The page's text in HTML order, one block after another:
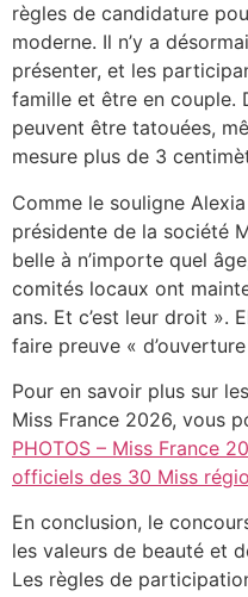
règles de candidature
moderne. Il n’y a
présenter, et les
famille et être en couple.
peuvent être tatouées,
mesure plus de 3
Comme le souligne
présidente de la société
belle à n’importe quel
comités locaux ont
ans. Et c’est leur droit ».
faire preuve « d’ouverture
Pour en savoir plus sur
Miss France 2026, vous
PHOTOS – Miss France
officiels des 30 Miss
En conclusion, le
les valeurs de beauté et
Les règles de